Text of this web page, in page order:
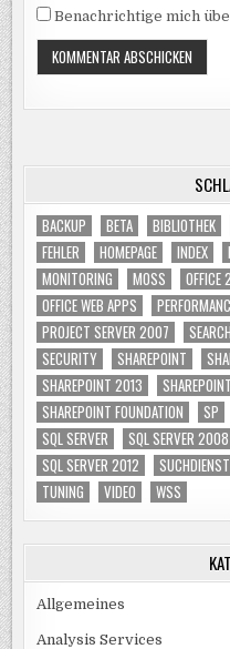
Benachrichtige mich
BACKUP BETA BIBLIOTHEK
FEHLER
HOMEPAGE INDEX
MONITORING
MOSS OFFICE
OFFICE WEB APPS
PROJECT SERVER 2007
SEARCH
SECURITY
SHAREPOINT
SHAREPOINT 2013
SHAREPOINT FOUNDATION
SP
SQL SERVER
SQL SERVER 2008
SQL SERVER 2012
SUCHDIENST
TUNING
VIDEO WSS
Allgemeines
Analysis Services